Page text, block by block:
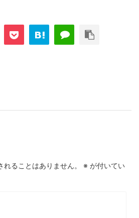
ることはありません。 ※ が付いてい